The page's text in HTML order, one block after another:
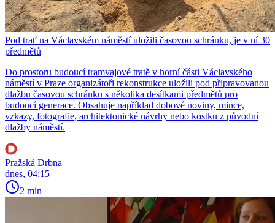
Pod trať na Václavském náměstí uložili časovou schránku, je v ní 30
předmětů
Do prostoru budoucí tramvajové tratě v horní části Václavského
náměstí v Praze organizátoři rekonstrukce uložili pod připravovanou
dlažbu časovou schránku s několika desítkami předmětů pro
budoucí generace. Obsahuje například dobové noviny, mince,
vzkazy, fotografie, architektonické návrhy nebo kostku z původní
dlažby náměstí.
Pražská Drbna
dnes, 04:15
2 min